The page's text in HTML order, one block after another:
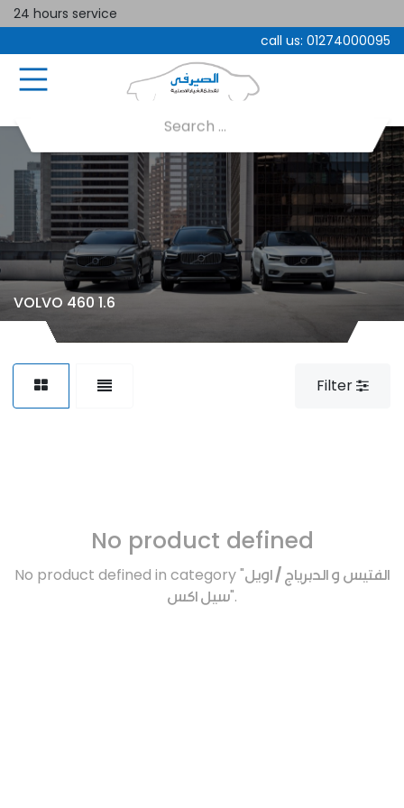
24 hours service
call us: 01274000095
VOLVO 460 1.6
Filter
No product defined
No product defined in category "الفتيس و الدبرياج / اويل
سيل اكس".